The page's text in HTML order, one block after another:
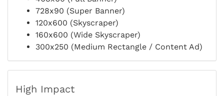
728x90 (Super Banner)
120x600 (Skyscraper)
160x600 (Wide Skyscraper)
300x250 (Medium Rectangle / Content Ad)
High Impact